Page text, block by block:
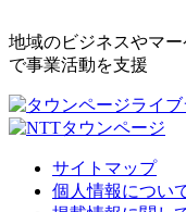
地域のビジネスやマ
で事業活動を支援
サイトマップ
個人情報につい